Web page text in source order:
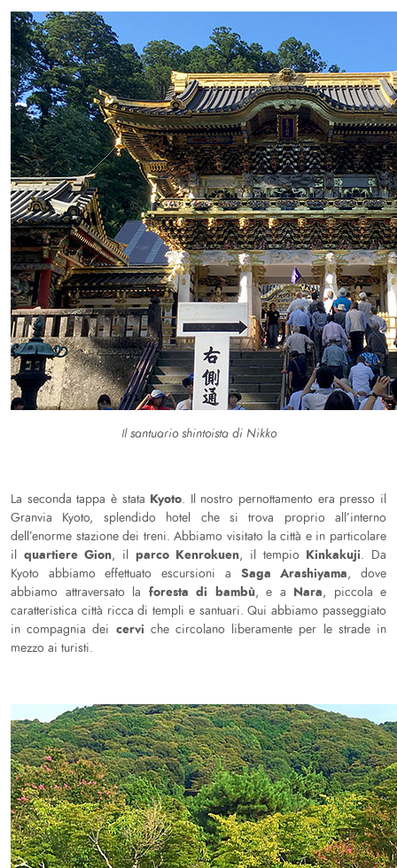
Il santuario shintoista di Nikko
La seconda tappa è stata Kyoto. Il nostro pernottamento era presso il
Granvia Kyoto, splendido hotel che si trova proprio all’interno
dell’enorme stazione dei treni. Abbiamo visitato la città e in particolare
il quartiere Gion, il parco Kenrokuen, il tempio Kinkakuji. Da
Kyoto abbiamo effettuato escursioni a Saga Arashiyama, dove
abbiamo attraversato la foresta di bambù, e a Nara, piccola e
caratteristica città ricca di templi e santuari. Qui abbiamo passeggiato
in compagnia dei cervi che circolano liberamente per le strade in
mezzo ai turisti.